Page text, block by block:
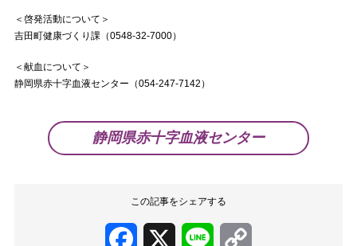
＜啓発活動について＞
吉田町健康づくり課（0548-32-7000）
＜献血について＞
静岡県赤十字血液センター（054-247-7142）
静岡県赤十字血液センター
この記事をシェアする
Facebook Line